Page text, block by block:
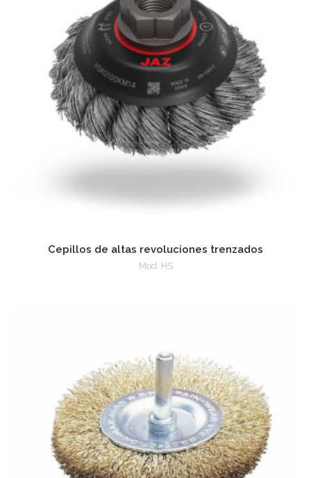
Cepillos de altas revoluciones trenzados
Mod. HS